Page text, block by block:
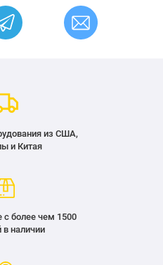
из США,
и Китая
более чем 1500
в наличии